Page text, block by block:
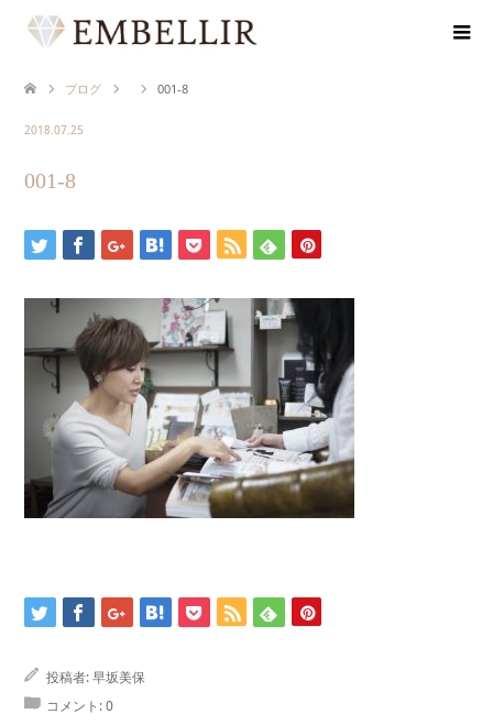
ブログ 001-8
2018.07.25
001-8
投稿者:早坂美保
コメント:0